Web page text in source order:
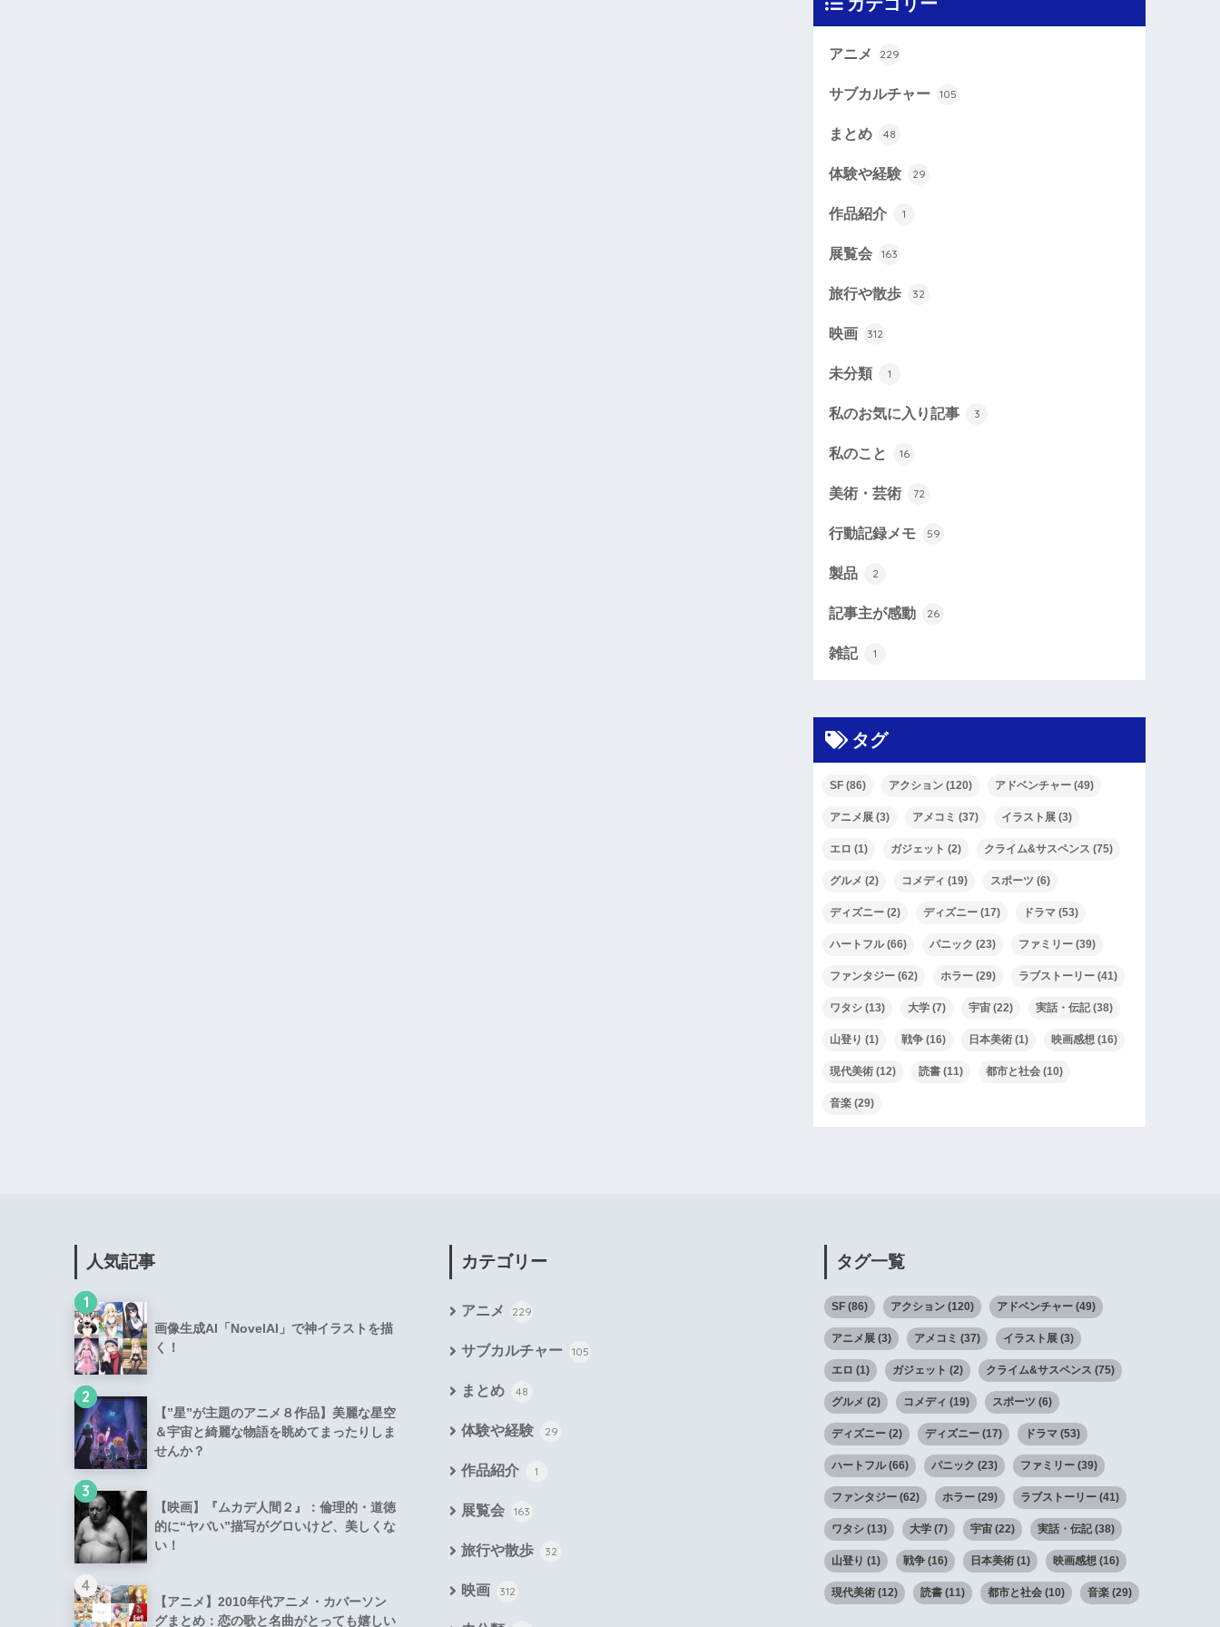
アニメ 229
サブカルチャー 105
まとめ 48
体験や経験 29
作品紹介 1
展覧会 163
旅行や散歩 32
映画 312
未分類 1
私のお気に入り記事 3
私のこと 16
美術・芸術 72
行動記録メモ 59
製品 2
記事主が感動 26
雑記 1
タグ
SF (86) アクション (120) アドベンチャー (49)
アニメ展 (3) アメコミ (37) イラスト展 (3)
エロ (1) ガジェット (2) クライム&サスペンス (75)
グルメ (2) コメディ (19) スポーツ (6)
ディズニー (2) ディズニー (17) ドラマ (53)
ハートフル(66) パニック (23) ファミリー (39)
ファンタジー (62) ホラー (29) ラブストーリー (41)
ワタシ (13) 大学 (7) 宇宙 (22) 実話・伝記(38)
山登り (1) 戦争 (16) 日本美術 (1) 映画感想 (16)
現代美術 (12) 読書 (11) 都市と社会 (10)
音楽 (29)
人気記事
1
画像生成AI「NovelAI」で神イラストを描
く！
2
【”星”が主題のアニメ８作品】美麗な星空
＆宇宙と綺麗な物語を眺めてまったりしま
せんか？
3
【映画】『ムカデ人間２』：倫理的・道徳
的に“ヤバい”描写がグロいけど、美しくな
い！
4
【アニメ】2010年代アニメ・カバーソン
グまとめ：恋の歌と名曲がとっても嬉しい
カテゴリー
アニメ 229
サブカルチャー 105
まとめ 48
体験や経験 29
作品紹介 1
展覧会 163
旅行や散歩 32
映画 312
タグ一覧
SF (86) アクション (120) アドベンチャー (49)
アニメ展 (3) アメコミ (37) イラスト展 (3)
エロ (1) ガジェット (2) クライム&サスペンス (75)
グルメ (2) コメディ (19) スポーツ (6)
ディズニー (2) ディズニー (17) ドラマ (53)
ハートフル(66) パニック (23) ファミリー (39)
ファンタジー (62) ホラー (29) ラブストーリー (41)
ワタシ (13) 大学 (7) 宇宙 (22) 実話・伝記(38)
山登り (1) 戦争 (16) 日本美術 (1) 映画感想 (16)
現代美術 (12) 読書 (11) 都市と社会 (10) 音楽 (29)